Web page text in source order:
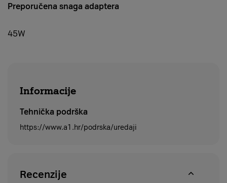
Preporučena snaga adaptera
45W
Informacije
Tehnička podrška
https://www.a1.hr/podrska/uredaji
Recenzije